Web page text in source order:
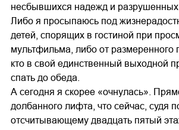
несбывшихся надежд и разрушенных
Либо я просыпаюсь под
детей, спорящих в гостиной при
мультфильма, либо от размеренного
кто в свой единственный выходной
спать до обеда.
А сегодня я скорее «очнулась».
долбанного лифта, что сейчас, судя
отсчитывающему двадцать пятый